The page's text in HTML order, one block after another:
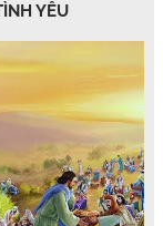
YÊU